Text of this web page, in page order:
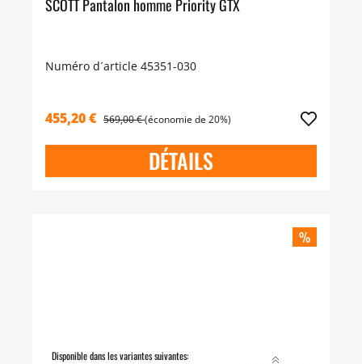
SCOTT Pantalon homme Priority GTX
Numéro d´article 45351-030
455,20 € 569,00 €(économie de 20%)
DÉTAILS
%
Disponible dans les variantes suivantes: